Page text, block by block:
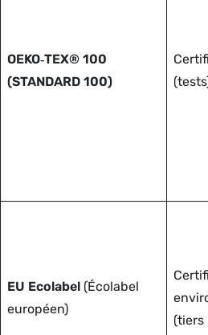
OEKO‑TEX® 100
(STANDARD 100)
EU Ecolabel (Écolabel
européen)